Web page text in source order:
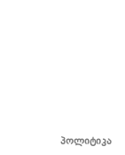
პოლიტიკა